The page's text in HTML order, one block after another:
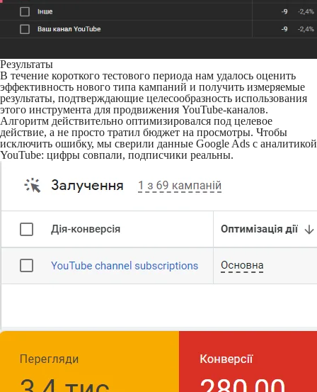
Результаты
В течение короткого тестового периода нам удалось оценить
эффективность нового типа кампаний и получить измеряемые
результаты, подтверждающие целесообразность использования
этого инструмента для продвижения YouTube-каналов.
Алгоритм действительно оптимизировался под целевое
действие, а не просто тратил бюджет на просмотры. Чтобы
исключить ошибку, мы сверили данные Google Ads с аналитикой
YouTube: цифры совпали, подписчики реальны.